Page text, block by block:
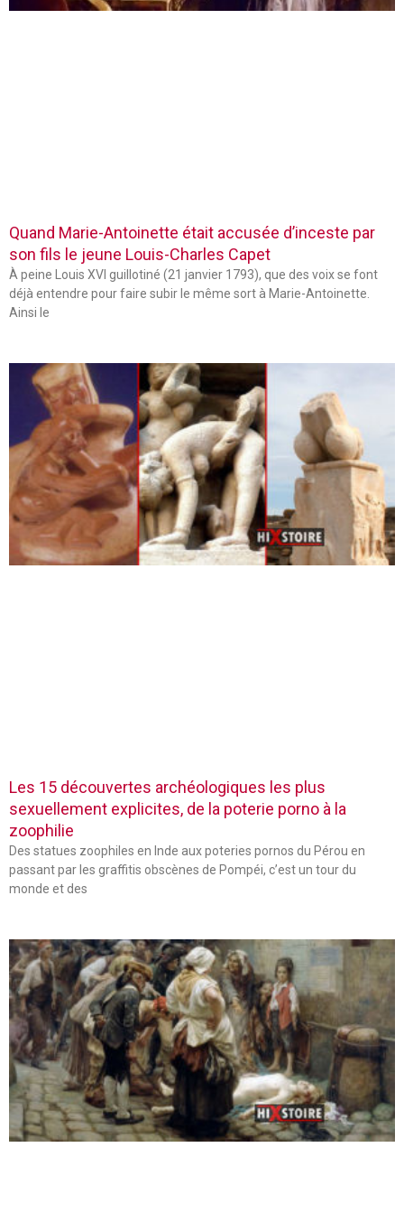
Quand Marie-Antoinette était accusée d’inceste par
son fils le jeune Louis-Charles Capet
À peine Louis XVI guillotiné (21 janvier 1793), que des voix se font
déjà entendre pour faire subir le même sort à Marie-Antoinette.
Ainsi le
Les 15 découvertes archéologiques les plus
sexuellement explicites, de la poterie porno à la
zoophilie
Des statues zoophiles en Inde aux poteries pornos du Pérou en
passant par les graffitis obscènes de Pompéi, c’est un tour du
monde et des